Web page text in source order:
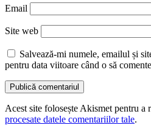
Email
Site web
Salvează-mi numele, emailul și
pentru data viitoare când o să
Acest site folosește Akismet pentru a
procesate datele comentariilor tale.